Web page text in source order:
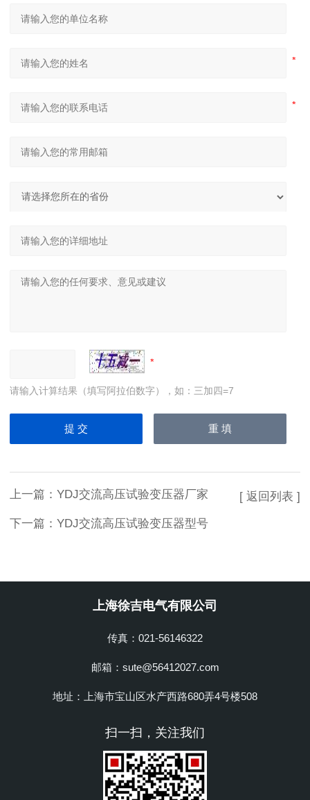
请输入计算结果（填写阿拉伯数字），如：三加四=7
上一篇： YDJ交流高压试验变压器厂家
下一篇： YDJ交流高压试验变压器型号
[ 返回列表 ]
上海徐吉电气有限公司
传真：021-56146322
邮箱：sute@56412027.com
地址：上海市宝山区水产西路680弄4号楼508
扫一扫，关注我们